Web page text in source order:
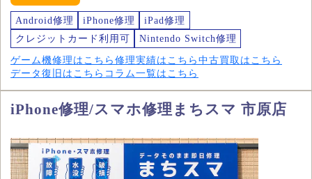
Android修理 iPhone修理
iPad修理
クレジットカード利用可
Nintendo Switch修理
ゲーム機修理はこちら 修理実績はこちら 中古買取はこちら
データ復旧はこちら コラム一覧はこちら
iPhone修理/スマホ修理まちスマ 市原店